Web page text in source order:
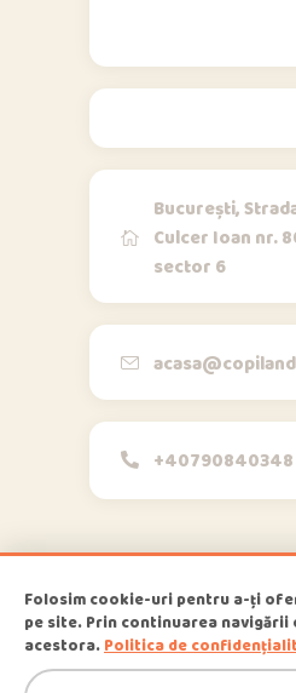
București,
Culcer Ioan nr.
sector 6
+40790840348
© 2026
Folosim cookie-uri pentru a-ți
pe site. Prin continuarea
acestora. Politica de
Bună!